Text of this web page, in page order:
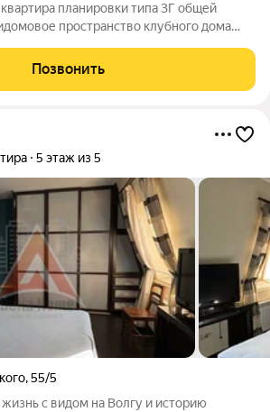
планировки типа 3Г общей
пространство клубного дома
места Детские площадки Зона
Позвонить
5 этаж из 5
,55/5
с видом на Волгу и историю